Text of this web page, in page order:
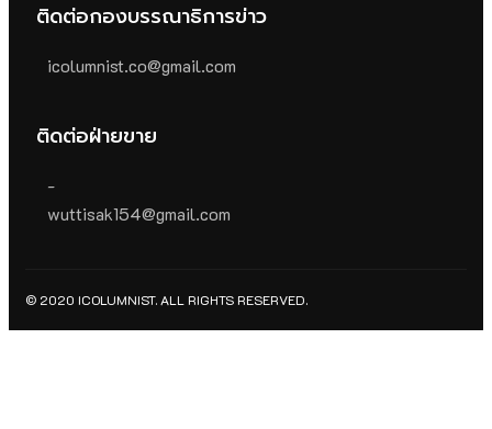
ติดต่อกองบรรณาธิการข่าว
icolumnist.co@gmail.com
ติดต่อฝ่ายขาย
-
wuttisak154@gmail.com
© 2020 ICOLUMNIST. ALL RIGHTS RESERVED.